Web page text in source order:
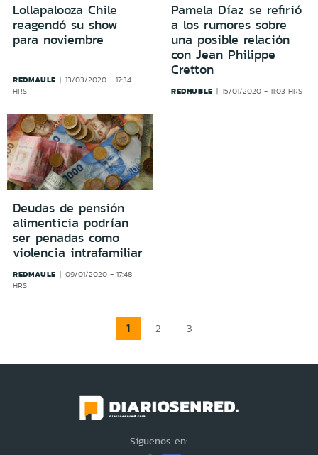
Lollapalooza Chile
reagendó su show
para noviembre
REDMAULE
13/03/2020 - 17:34
HRS
Pamela Díaz se refirió
a los rumores sobre
una posible relación
con Jean Philippe
Cretton
REDNUBLE 15/01/2020 - 11:03 HRS
Deudas de pensión
alimenticia podrían
ser penadas como
violencia intrafamiliar
REDMAULE
09/01/2020 - 17:48
HRS
1 2 3
Síguenos en: